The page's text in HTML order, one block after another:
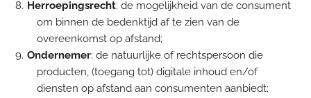
Herroepingsrecht: de mogelijkheid van de consument
om binnen de bedenktijd af te zien van de
overeenkomst op afstand;
Ondernemer: de natuurlijke of rechtspersoon die
producten, (toegang tot) digitale inhoud en/of
diensten op afstand aan consumenten aanbiedt;